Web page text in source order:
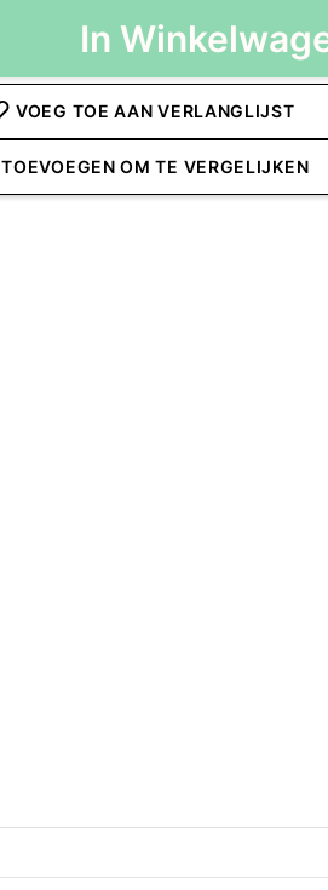
In
VOEG TOE AAN VERLANGLIJST
TOEVOEGEN OM TE VERGELIJKEN